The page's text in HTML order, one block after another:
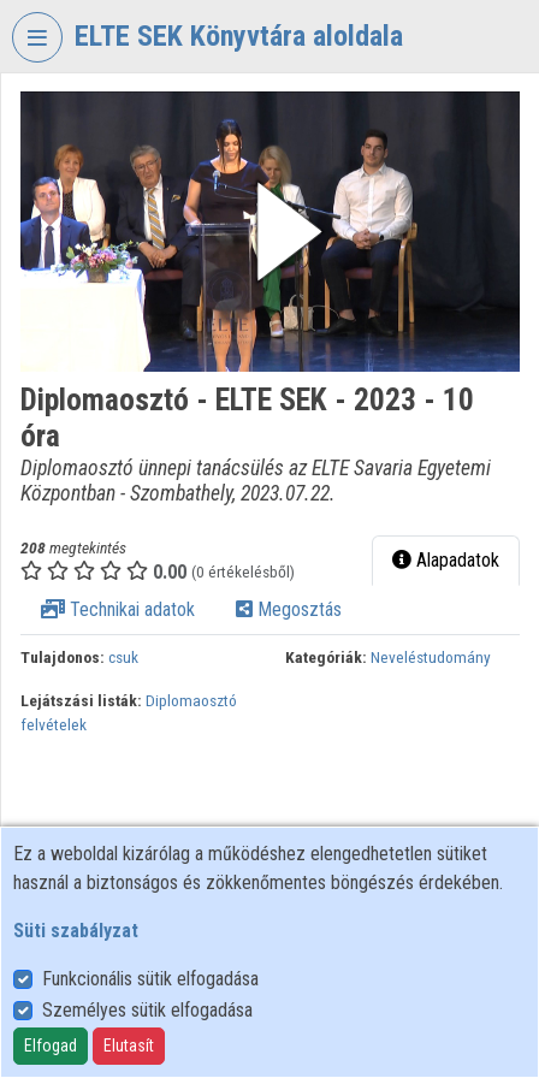
Fejléc kihagyása
ELTE SEK Könyvtára aloldala
ELTE
EKL
SAVARIA
KÖNYVTÁR
ÉS
Intézményi kezdőlap
Bejelentkezés
Intézményi felfedezés
Kategóriák
Intézményi listák
Intézmények
Közreműködők
Diplomaosztó - ELTE SEK - 2023 - 10
óra
Diplomaosztó ünnepi tanácsülés az ELTE Savaria Egyetemi
Központban - Szombathely, 2023.07.22.
208megtekintés
0.00 (0 értékelésből) Alapadatok
Technikai adatok Megosztás
Tulajdonos: csuk Kategóriák: Neveléstudomány
Lejátszási listák: Diplomaosztó
felvételek
Felhasználói szabályzat
Adatkezelési tájékoztató
Süti szabályzat
Ez a weboldal kizárólag a működéshez elengedhetetlen sütiket
használ a biztonságos és zökkenőmentes böngészés érdekében.
Süti szabályzat
Funkcionális sütik elfogadása
Személyes sütik elfogadása
Elfogad Elutasít